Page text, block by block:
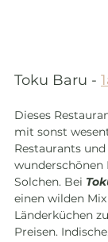
Toku Baru -
Dieses
mit sonst
Restaurants
Solchen. Bei
einen wilden
Länderküchen
Preisen.